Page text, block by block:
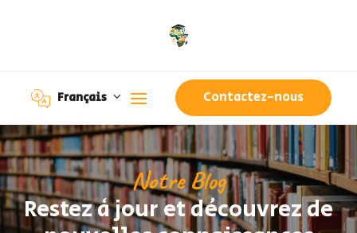
Français Contactez-nous
Notre Blog
Restez à jour et découvrez de